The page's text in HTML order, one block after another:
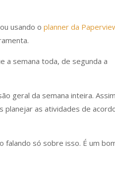
usando o planner da
a semana toda, de segunda a
geral da semana inteira.
planejar as atividades de
falando só sobre isso. É um